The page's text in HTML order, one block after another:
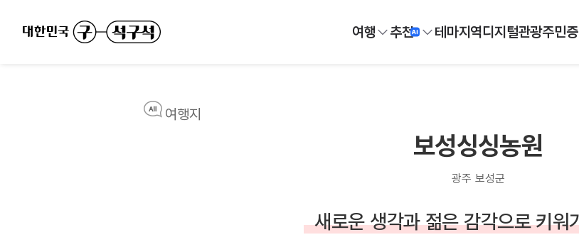
여행 추천 테마지역디지털관광주민증
여행지
보성싱싱농원
광주 보성군
새로운 생각과 젊은 감각으로 키워